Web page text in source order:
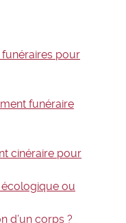
pour
funéraire
cinéraire pour
écologique ou
d’un corps ?